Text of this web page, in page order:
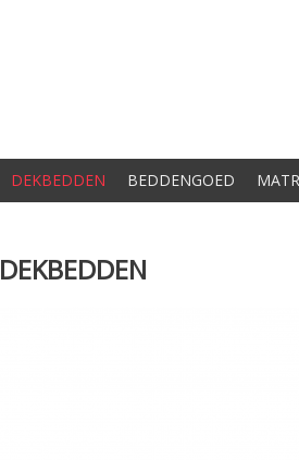
DEKBEDDEN BEDDENGOED
DEKBEDDEN